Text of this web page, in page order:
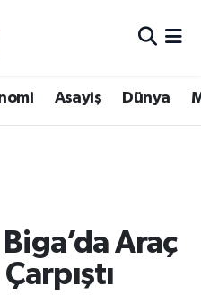
Asayiş Dünya
Araç